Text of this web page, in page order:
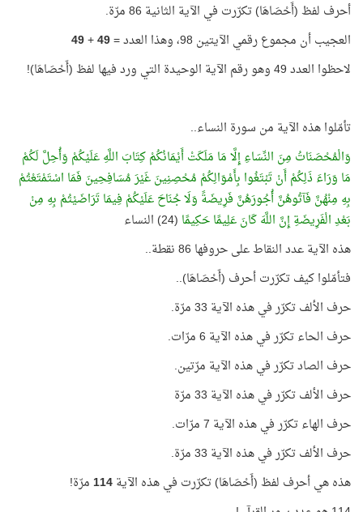
أحرف لفظ (أَحْصَاهَا) تكرّرت في الآية الثانية 86 مرّة.
العجيب أن مجموع رقمي الآيتين 98، وهذا العدد =
49
+
49
لاحظوا العدد 49 وهو رقم الآية الوحيدة التي ورد فيها لفظ (أَحْصَاهَا)!
تأمّلوا هذه الآية من سورة النساء..
وَالْمُحْصَنَاتُ مِنَ النِّسَاءِ إِلَّا مَا مَلَكَتْ أَيْمَانُكُمْ كِتَابَ اللَّهِ عَلَيْكُمْ وَأُحِلَّ لَكُمْ
مَا وَرَاءَ ذَلِكُمْ أَنْ تَبْتَغُوا بِأَمْوَالِكُمْ مُحْصِنِينَ غَيْرَ مُسَافِحِينَ فَمَا اسْتَمْتَعْتُمْ
بِهِ مِنْهُنَّ فَآتُوهُنَّ أُجُورَهُنَّ فَرِيضَةً وَلَا جُنَاحَ عَلَيْكُمْ فِيمَا تَرَاضَيْتُمْ بِهِ مِنْ
بَعْدِ الْفَرِيضَةِ إِنَّ اللَّهَ كَانَ عَلِيمًا حَكِيمًا (24) النساء
هذه الآية عدد النقاط على حروفها 86 نقطة..
فتأمّلوا كيف تكرّرت أحرف (أَحْصَاهَا)..
حرف الألف تكرّر في هذه الآية 33 مرّة.
حرف الحاء تكرّر في هذه الآية 6 مرّات.
حرف الصاد تكرّر في هذه الآية مرّتين.
حرف الألف تكرّر في هذه الآية 33 مرّة
حرف الهاء تكرّر في هذه الآية 7 مرّات.
حرف الألف تكرّر في هذه الآية 33 مرّة.
هذه هي أحرف لفظ (أَحْصَاهَا) تكرّرت في هذه الآية114مرّة!